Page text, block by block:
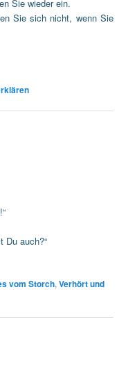
Sie wieder ein.
Sie sich nicht, wenn Sie
Du auch?“
vom Storch,Verhört und